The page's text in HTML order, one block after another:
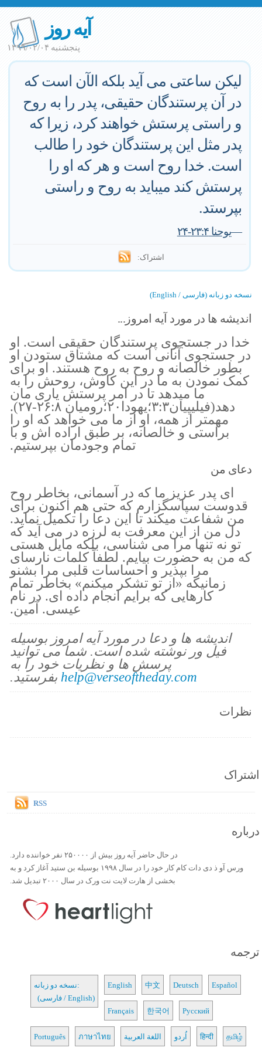
آیه روز
پنجشنبه ۱۳۹۹/۰۲/۰۴
لیکن ساعتی می آید بلکه الآن است که
در آن پرستندگان حقیقی، پدر را به روح
و راستی پرستش خواهند کرد، زیرا که
پدر مثل این پرستندگان خود را طالب
است. خدا روح است و هر که او را
پرستش کند میباید به روح و راستی
بپرستد.
—یوحنا ۲۳:۴-۲۴
اشتراک:
نسخه دو زبانه (فارسی / English)
اندیشه ها در مورد آیه امروز...
خدا در جستجوی پرستندگان حقیقی است. او
در جستجوی آنانی است که مشتاق ستودن او
بطور خالصانه و روح به روح هستند. او برای
کمک نمودن به ما در این کاوش، روحش را به
ما میدهد تا در امر پرستش یاری مان
دهد(فیلیپیان۳:۳؛یهودا۲۰؛رومیان ۲۶:۸-۲۷).
مهمتر از همه، او از ما می خواهد که او را
براستی و خالصانه، بر طبق اراده اش و با
تمام وجودمان بپرستیم.
دعای من
ای پدر عزیز ما که در آسمانی، بخاطر روح
قدوست سپاسگزارم که حتی هم اکنون برای
من شفاعت میکند تا این دعا را تکمیل نماید.
دل من از این معرفت به لرزه در می آید که
تو نه تنها مرا می شناسی، بلکه مایل هستی
که من به حضورت بیایم. لطفاً کلمات نارسای
مرا بپذیر و احساسات قلبی مرا بشنو
زمانیکه «از تو تشکر میکنم» بخاطر تمام
کارهایی که برایم انجام داده ای. در نام
عیسی. آمین.
اندیشه ها و دعا در مورد آیه امروز بوسیله
فیل ور نوشته شده است. شما می توانید
پرسش ها و نظریات خود را به
help@verseoftheday.com بفرستید.
نظرات
اشتراک
RSS
درباره
در حال حاضر آیه روز بیش از ۲۵۰۰۰۰ نفر خواننده دارد.
ورس آو ذ دی دات کام کار خود را در سال ۱۹۹۸ بوسیله بن ستید آغاز کرد و به
بخشی از هارت لایت نت ورک در سال ۲۰۰۰ تبدیل شد.
ترجمه
نسخه دو زبانه:
(فارسی / English)
English 中文 Deutsch Español
Français 한국어 Русский
Português ภาษาไทย اللغة العربية اُردو हिन्दी தமிழ்